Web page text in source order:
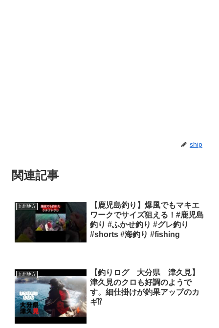
ship
関連記事
九州地方
【鹿児島釣り】爆風でもマキエ
ワークでサイズ狙える！#鹿児島
釣り #ふかせ釣り #グレ釣り
#shorts #海釣り #fishing
九州地方
【釣りログ 大分県 津久見】
津久見のクロも好調のようで
す。細仕掛けが釣果アップのカ
ギ⁉️